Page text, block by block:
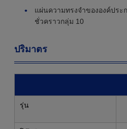
แผ่นความทรงจําขององค์ประ
ชั่วคราวกลุ่ม 10
ปริมาตร
รุ่น